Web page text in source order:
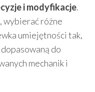
i modyfikacje.
wybierać różne
umiejętności tak,
do
mechanik i